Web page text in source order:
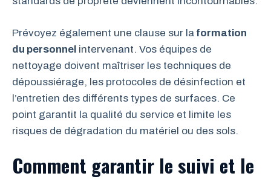
Prévoyez également une clause sur la formation
du personnel intervenant. Vos équipes de
nettoyage doivent maîtriser les techniques de
dépoussiérage, les protocoles de désinfection et
l’entretien des différents types de surfaces. Ce
point garantit la qualité du service et limite les
risques de dégradation du matériel ou des sols.
Comment garantir le suivi et le